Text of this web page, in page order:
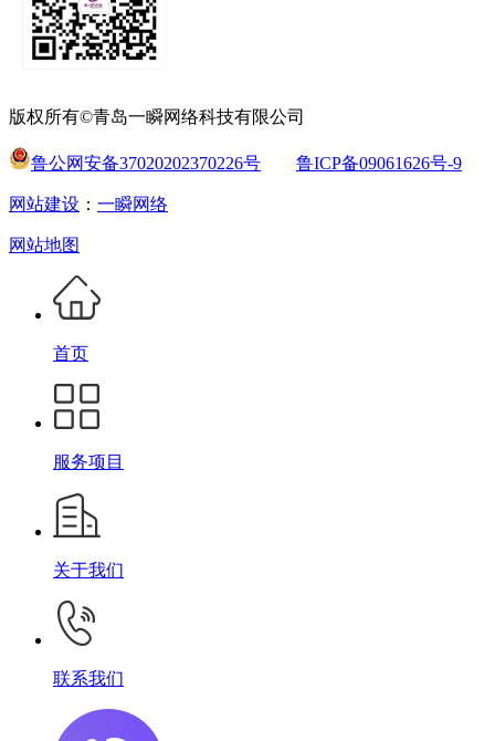
版权所有©青岛一瞬网络科技有限公司
鲁公网安备37020202370226号 鲁ICP备09061626号-9
网站建设 ： 一瞬网络
网站地图
首页
服务项目
关于我们
联系我们